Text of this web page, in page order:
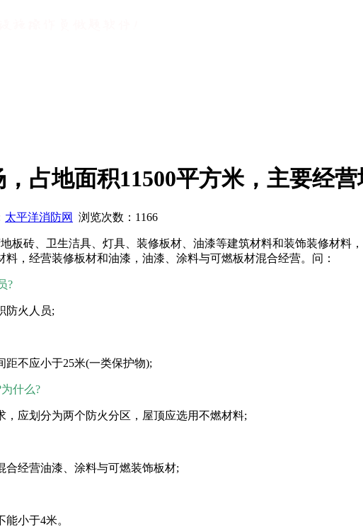
占地面积11500平方米，主要经
太平洋消防网 浏览次数： 1166
板砖、卫生洁具、灯具、装修板材、油漆等建筑材料和装饰装修材料
，经营装修板材和油漆，油漆、涂料与可燃板材混合经营。问：
?
防火人员;
不应小于25米(一类保护物);
什么?
应划分为两个防火分区，屋顶应选用不燃材料;
经营油漆、涂料与可燃装饰板材;
小于4米。